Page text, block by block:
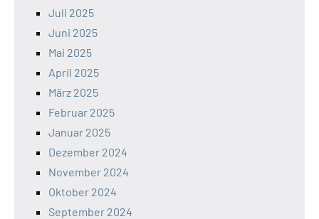
Juli 2025
Juni 2025
Mai 2025
April 2025
März 2025
Februar 2025
Januar 2025
Dezember 2024
November 2024
Oktober 2024
September 2024